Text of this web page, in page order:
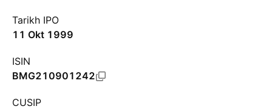
Tarikh IPO
11 Okt 1999
ISIN
BMG210901242
CUSIP